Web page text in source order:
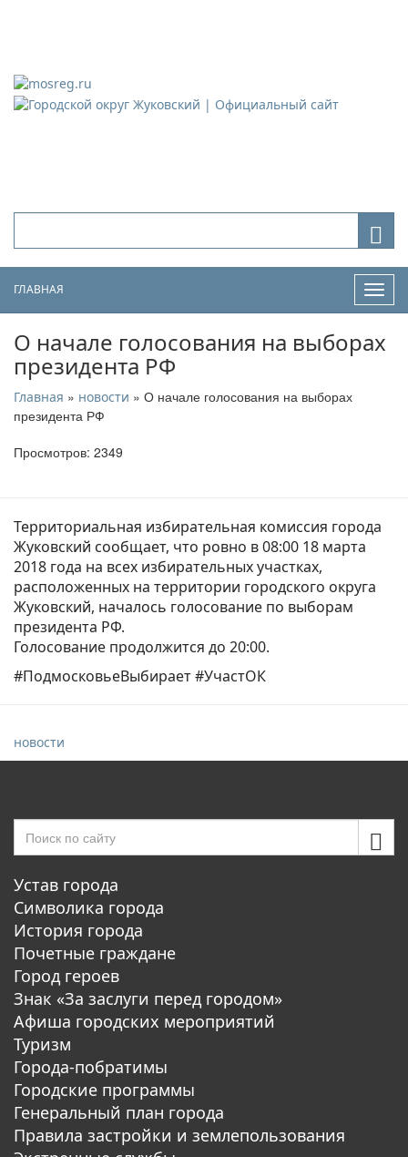
ГЛАВНАЯ
О начале голосования на выборах
президента РФ
Главная » новости » О начале голосования на выборах
президента РФ
Просмотров: 2349
Территориальная избирательная комиссия города
Жуковский сообщает, что ровно в 08:00 18 марта
2018 года на всех избирательных участках,
расположенных на территории городского округа
Жуковский, началось голосование по выборам
президента РФ.
Голосование продолжится до 20:00.
#ПодмосковьеВыбирает #УчастОК
новости
Устав города
Символика города
История города
Почетные граждане
Город героев
Знак «За заслуги перед городом»
Афиша городских мероприятий
Туризм
Города-побратимы
Городские программы
Генеральный план города
Правила застройки и землепользования